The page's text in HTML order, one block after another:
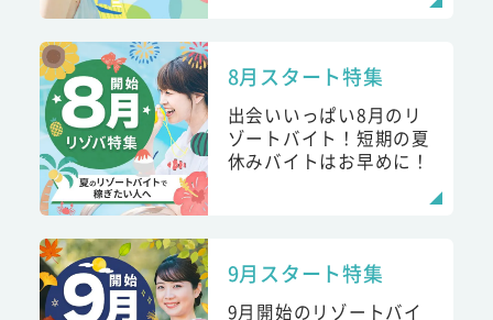
8月スタート特集
出会いいっぱい8月のリ
ゾートバイト！短期の夏
休みバイトはお早めに！
9月スタート特集
9月開始のリゾートバイ